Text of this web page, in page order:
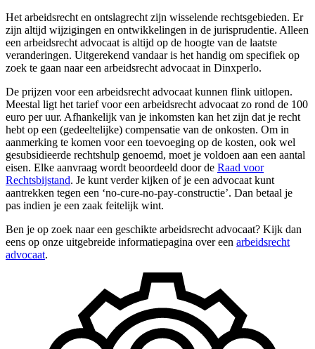
Het arbeidsrecht en ontslagrecht zijn wisselende rechtsgebieden. Er
zijn altijd wijzigingen en ontwikkelingen in de jurisprudentie. Alleen
een arbeidsrecht advocaat is altijd op de hoogte van de laatste
veranderingen. Uitgerekend vandaar is het handig om specifiek op
zoek te gaan naar een arbeidsrecht advocaat in Dinxperlo.
De prijzen voor een arbeidsrecht advocaat kunnen flink uitlopen.
Meestal ligt het tarief voor een arbeidsrecht advocaat zo rond de 100
euro per uur. Afhankelijk van je inkomsten kan het zijn dat je recht
hebt op een (gedeeltelijke) compensatie van de onkosten. Om in
aanmerking te komen voor een toevoeging op de kosten, ook wel
gesubsidieerde rechtshulp genoemd, moet je voldoen aan een aantal
eisen. Elke aanvraag wordt beoordeeld door de Raad voor
Rechtsbijstand. Je kunt verder kijken of je een advocaat kunt
aantrekken tegen een ‘no-cure-no-pay-constructie’. Dan betaal je
pas indien je een zaak feitelijk wint.
Ben je op zoek naar een geschikte arbeidsrecht advocaat? Kijk dan
eens op onze uitgebreide informatiepagina over een arbeidsrecht
advocaat.